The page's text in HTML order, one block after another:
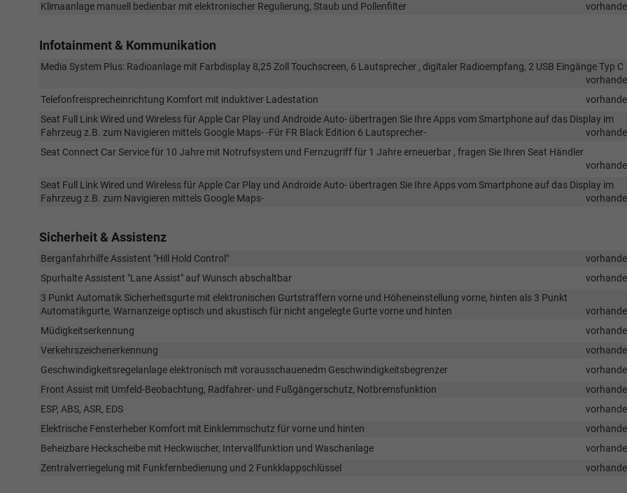
Klimaanlage manuell bedienbar mit elektronischer Regulierung, Staub und Pollenfilter
Infotainment & Kommunikation
Media System Plus: Radioanlage mit Farbdisplay 8,25 Zoll Touchscreen, 6 Lautsprecher , digitaler Radioempfang, 2 USB Eingänge Typ C
Telefonfreisprecheinrichtung Komfort mit induktiver Ladestation
Seat Full Link Wired und Wireless für Apple Car Play und Androide Auto- übertragen Sie Ihre Apps vom Smartphone auf das Display im
Fahrzeug z.B. zum Navigieren mittels Google Maps- -Für FR Black Edition 6 Lautsprecher-
Seat Connect Car Service für 10 Jahre mit Notrufsystem und Fernzugriff für 1 Jahre erneuerbar , fragen Sie Ihren Seat Händler
Seat Full Link Wired und Wireless für Apple Car Play und Androide Auto- übertragen Sie Ihre Apps vom Smartphone auf das Display im
Fahrzeug z.B. zum Navigieren mittels Google Maps-
Sicherheit & Assistenz
Berganfahrhilfe Assistent "Hill Hold Control"
Spurhalte Assistent "Lane Assist" auf Wunsch abschaltbar
3 Punkt Automatik Sicherheitsgurte mit elektronischen Gurtstraffern vorne und Höheneinstellung vorne, hinten als 3 Punkt
Automatikgurte, Warnanzeige optisch und akustisch für nicht angelegte Gurte vorne und hinten
Müdigkeitserkennung
Verkehrszeichenerkennung
Geschwindigkeitsregelanlage elektronisch mit vorausschauenedm Geschwindigkeitsbegrenzer
Front Assist mit Umfeld-Beobachtung, Radfahrer- und Fußgängerschutz, Notbremsfunktion
ESP, ABS, ASR, EDS
Elektrische Fensterheber Komfort mit Einklemmschutz für vorne und hinten
Beheizbare Heckscheibe mit Heckwischer, Intervallfunktion und Waschanlage
Zentralverriegelung mit Funkfernbedienung und 2 Funkklappschlüssel